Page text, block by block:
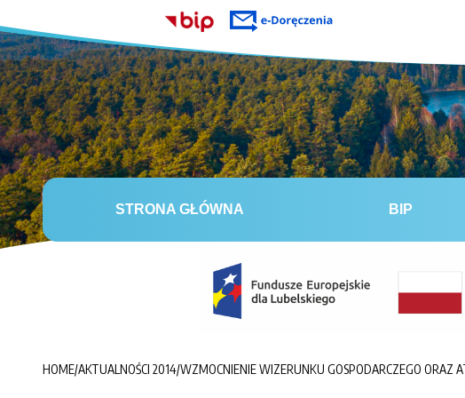
STRONA GŁÓWNA BIP
HOME/AKTUALNOŚCI 2014/WZMOCNIENIE WIZERUNKU GOSPODARCZEGO ORAZ